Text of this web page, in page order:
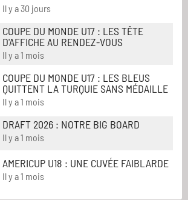
Il y a 30 jours
COUPE DU MONDE U17 : LES TÊTE
D'AFFICHE AU RENDEZ-VOUS
Il y a 1 mois
COUPE DU MONDE U17 : LES BLEUS
QUITTENT LA TURQUIE SANS MÉDAILLE
Il y a 1 mois
DRAFT 2026 : NOTRE BIG BOARD
Il y a 1 mois
AMERICUP U18 : UNE CUVÉE FAIBLARDE
Il y a 1 mois